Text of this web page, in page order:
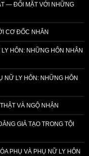
— ĐỐI MẶT VỚI NHỮNG
CƠ ĐỐC NHÂN
HÔN: NHỮNG HÔN NHÂN
NỮ LY HÔN: NHỮNG HÔN
VÀ NGỘ NHẬN
GIẢ TẠO TRONG TỘI
PHỤ VÀ PHỤ NỮ LY HÔN